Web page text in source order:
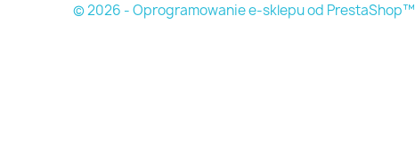
© 2026 - Oprogramowanie e-sklepu od PrestaShop™